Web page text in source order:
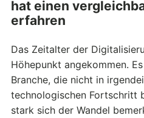
hat einen
erfahren
Das Zeitalter der
Höhepunkt angekommen.
Branche, die nicht in
technologischen Fortschritt
stark sich der Wandel